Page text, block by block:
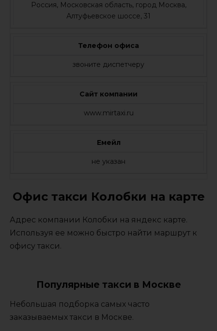
Россия, Московская область, город Москва,
Алтуфьевское шоссе, 31
Телефон офиса
звоните диспетчеру
Сайт компании
www.mirtaxi.ru
Емейл
не указан
Офис такси Колобки на карте
Адрес компании Колобки на яндекс карте.
Используя ее можно быстро найти маршрут к
офису такси.
Популярные такси в Москве
Небольшая подборка самых часто
заказываемых такси в Москве.